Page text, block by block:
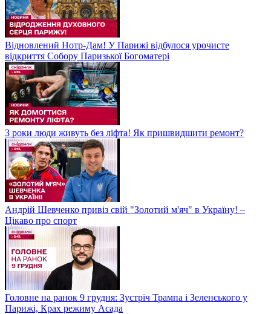
Відновлений Нотр-Дам! У Парижі відбулося урочисте
відкриття Собору Паризької Богоматері
3 роки люди живуть без ліфта! Як пришвидшити ремонт?
Андрій Шевченко привіз свій "Золотий м'яч" в Україну! –
Цікаво про спорт
Головне на ранок 9 грудня: Зустріч Трампа і Зеленського у
Парижі, Крах режиму Асада